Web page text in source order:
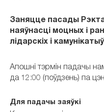
Заняцце пасады
наяўнасці моцных і
лідарскіх і
Апошні тэрмін падачы
да 12:00 (поўдзень) па
Для падачы заяўкі